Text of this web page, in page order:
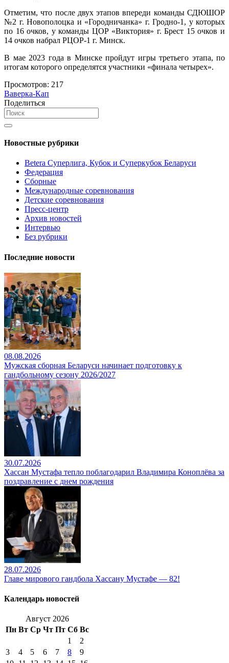
Отметим, что после двух этапов впереди команды СДЮШОР
№2 г. Новополоцка и «Городничанка» г. Гродно-1, у которых
по 16 очков, у команды ЦОР «Виктория» г. Брест 15 очков и
14 очков набрал РЦОР-1 г. Минск.
В мае 2023 года в Минске пройдут игры третьего этапа, по
итогам которого определятся участники «финала четырех».
Просмотров: 217
Ваверка-Кап
Поделиться
Новостные рубрики
Betera Суперлига, Кубок и Суперкубок Беларуси
Федерация
Сборные
Международные соревнования
Детские соревнования
Пресс-центр
Архив новостей
Интервью
Без рубрики
Последние новости
08.08.2026
Мужская сборная Беларуси начинает подготовку к
гандбольному сезону 2026/2027
30.07.2026
Хассан Мустафа тепло поблагодарил Владимира Коноплёва за
поздравление с днем рождения
28.07.2026
Главе мирового гандбола Хассану Мустафе — 82!
Календарь новостей
Август 2026
Пн Вт Ср Чт Пт Сб Вс
1
2
3
4 5 6 7 8
9